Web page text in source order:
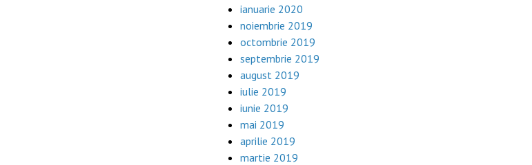
ianuarie 2020
noiembrie 2019
octombrie 2019
septembrie 2019
august 2019
iulie 2019
iunie 2019
mai 2019
aprilie 2019
martie 2019